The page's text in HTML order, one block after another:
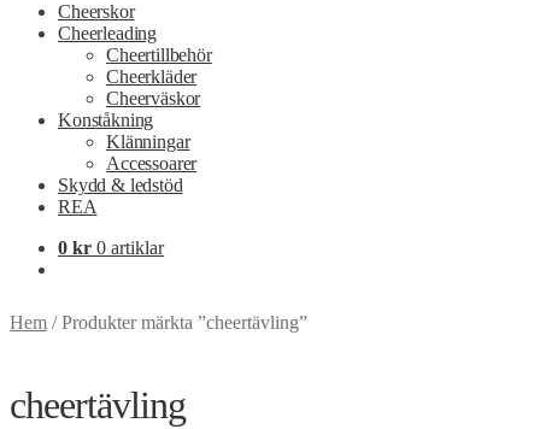
Cheerskor
Cheerleading
Cheertillbehör
Cheerkläder
Cheerväskor
Konståkning
Klänningar
Accessoarer
Skydd & ledstöd
REA
0 kr 0 artiklar
Hem /Produkter märkta ”cheertävling”
cheertävling